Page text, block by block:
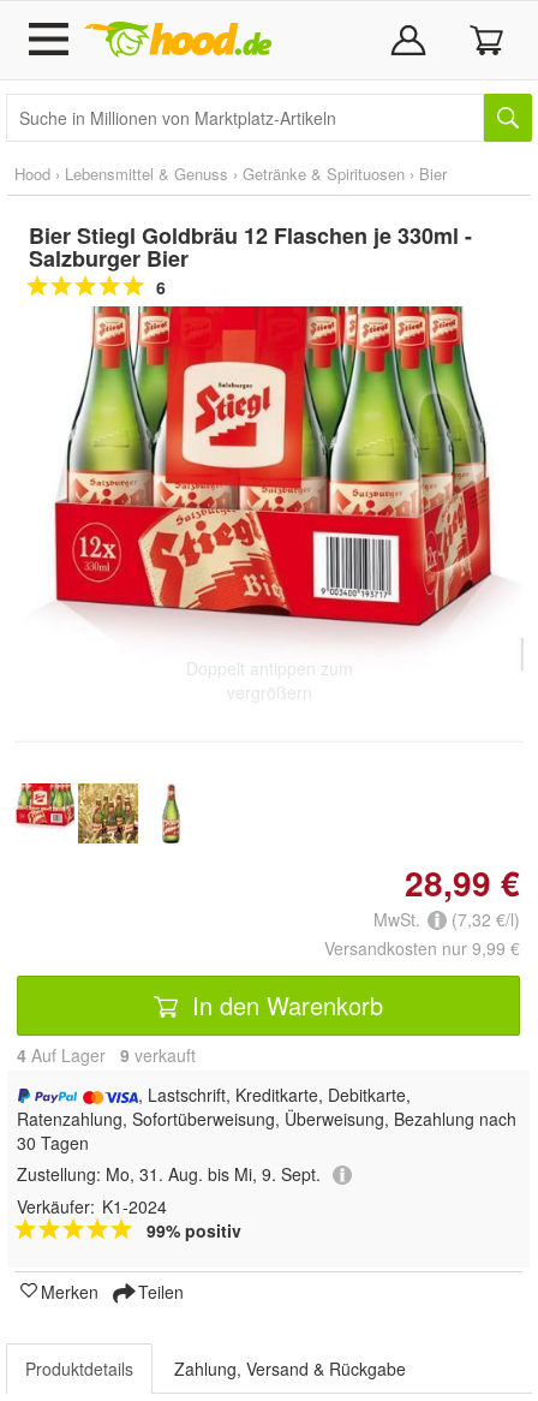
Hood › Lebensmittel & Genuss › Getränke & Spirituosen › Bier
Bier Stiegl Goldbräu 12 Flaschen je 330ml -
Salzburger Bier
6
Doppelt antippen zum
vergrößern
28,99 €
MwSt.
(7,32 €/l)
Versandkosten nur 9,99 €
In den Warenkorb
4 Auf Lager 9 verkauft
, Lastschrift, Kreditkarte, Debitkarte,
Ratenzahlung, Sofortüberweisung, Überweisung, Bezahlung nach
30 Tagen
Zustellung: Mo, 31. Aug. bis Mi, 9. Sept.
Verkäufer: K1-2024
99% positiv
Merken Teilen
Produktdetails Zahlung, Versand & Rückgabe